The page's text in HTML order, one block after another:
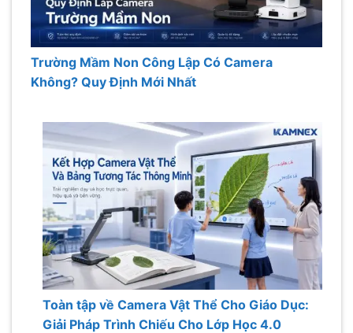
Trường Mầm Non Công Lập Có Camera
Không? Quy Định Mới Nhất
Toàn tập về Camera Vật Thể Cho Giáo Dục:
Giải Pháp Trình Chiếu Cho Lớp Học 4.0